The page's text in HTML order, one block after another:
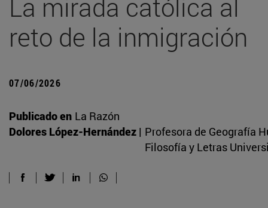
La mirada católica al
reto de la inmigración
07/06/2026
Publicado en La Razón
Dolores López-Hernández | Profesora de Geografía
Filosofía y Letras